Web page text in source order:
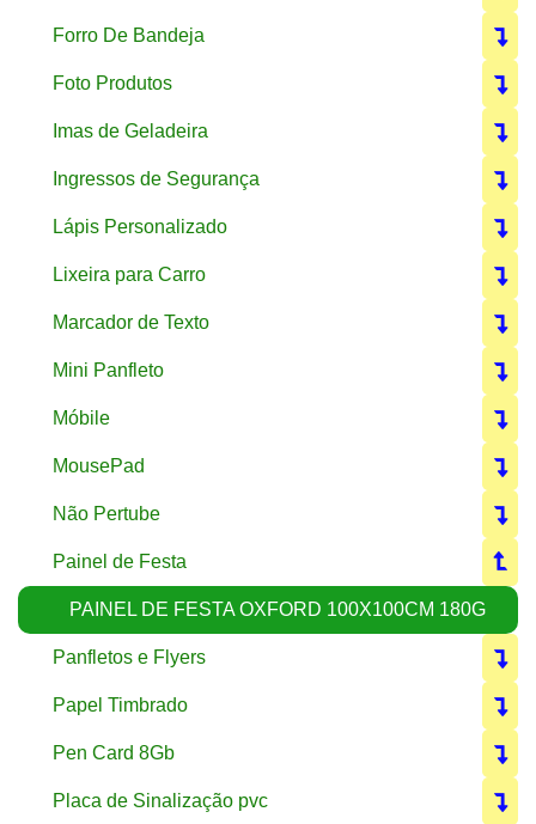
Forro De Bandeja
Foto Produtos
Imas de Geladeira
Ingressos de Segurança
Lápis Personalizado
Lixeira para Carro
Marcador de Texto
Mini Panfleto
Móbile
MousePad
Não Pertube
Painel de Festa
PAINEL DE FESTA OXFORD 100X100CM 180G
Panfletos e Flyers
Papel Timbrado
Pen Card 8Gb
Placa de Sinalização pvc